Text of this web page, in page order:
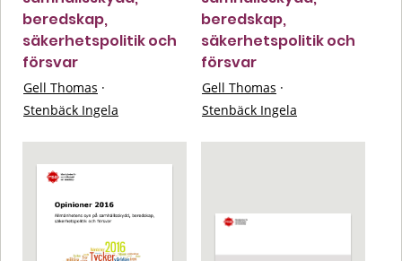
beredskap,
säkerhetspolitik och
försvar
Gell Thomas ·
Stenbäck Ingela
beredskap,
säkerhetspolitik och
försvar
Gell Thomas ·
Stenbäck Ingela